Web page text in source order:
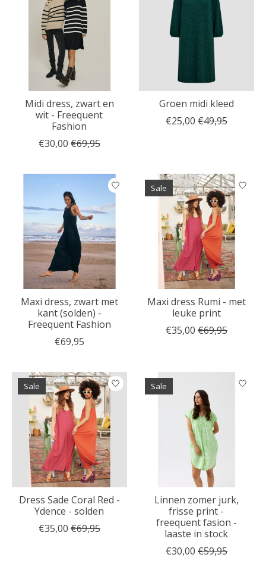
Midi dress, zwart en
wit - Freequent
Fashion
€30,00 €69,95
Groen midi kleed
€25,00 €49,95
Maxi dress, zwart met
kant (solden) -
Freequent Fashion
€69,95
Sale
Maxi dress Rumi - met
leuke print
€35,00 €69,95
Sale
Dress Sade Coral Red -
Ydence - solden
€35,00 €69,95
Sale
Linnen zomer jurk,
frisse print -
freequent fasion -
laaste in stock
€30,00 €59,95